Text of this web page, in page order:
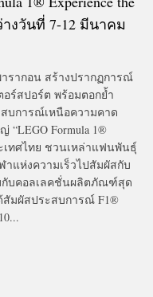
งวันที่ 7-12 มีนาคม
ารากอน สร้างปรากฏการณ์
ร์สปอร์ต พร้อมตอกย้ำ
บการณ์เหนือความคาด
“LEGO Formula 1®
เทศไทย ชวนเหล่าแฟนพันธุ์
าแห่งความเร็วไปสัมผัสกับ
กับคอลเลคชั่นผลิตภัณฑ์สุด
สัมผัสประสบการณ์ F1®